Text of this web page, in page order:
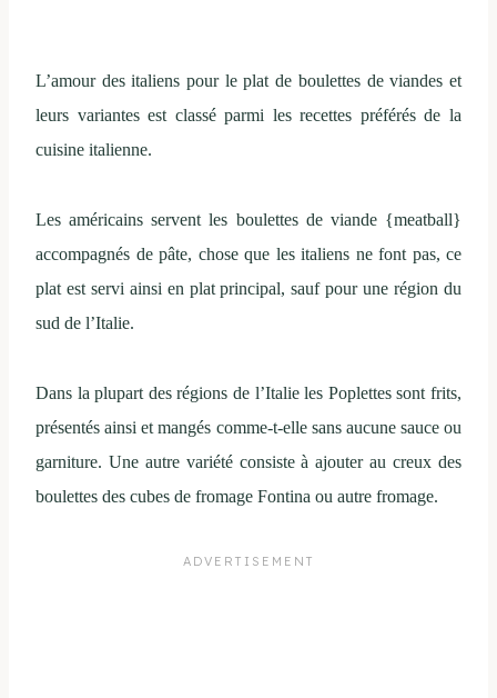
L’amour des italiens pour le plat de boulettes de viandes et
leurs variantes est classé parmi les recettes préférés de la
cuisine italienne.
Les américains servent les boulettes de viande {meatball}
accompagnés de pâte, chose que les italiens ne font pas, ce
plat est servi ainsi en plat principal, sauf pour une région du
sud de l’Italie.
Dans la plupart des régions de l’Italie les Poplettes sont frits,
présentés ainsi et mangés comme-t-elle sans aucune sauce ou
garniture. Une autre variété consiste à ajouter au creux des
boulettes des cubes de fromage Fontina ou autre fromage.